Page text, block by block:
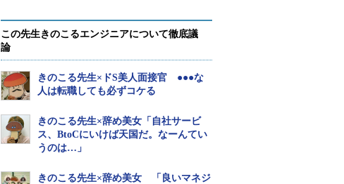
この先生きのこるエンジニアについて徹底議
論
きのこる先生×ドS美人面接官 ●●●な
人は転職しても必ずコケる
きのこる先生×辞め美女「自社サービ
ス、BtoCにいけば天国だ。なーんてい
うのは…」
きのこる先生×辞め美女 「良いマネジ